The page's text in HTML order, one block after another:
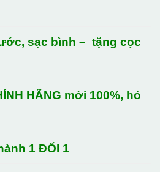
sạc bình – tặng cọc
HÃNG mới 100%, hó
1 ĐỔI 1